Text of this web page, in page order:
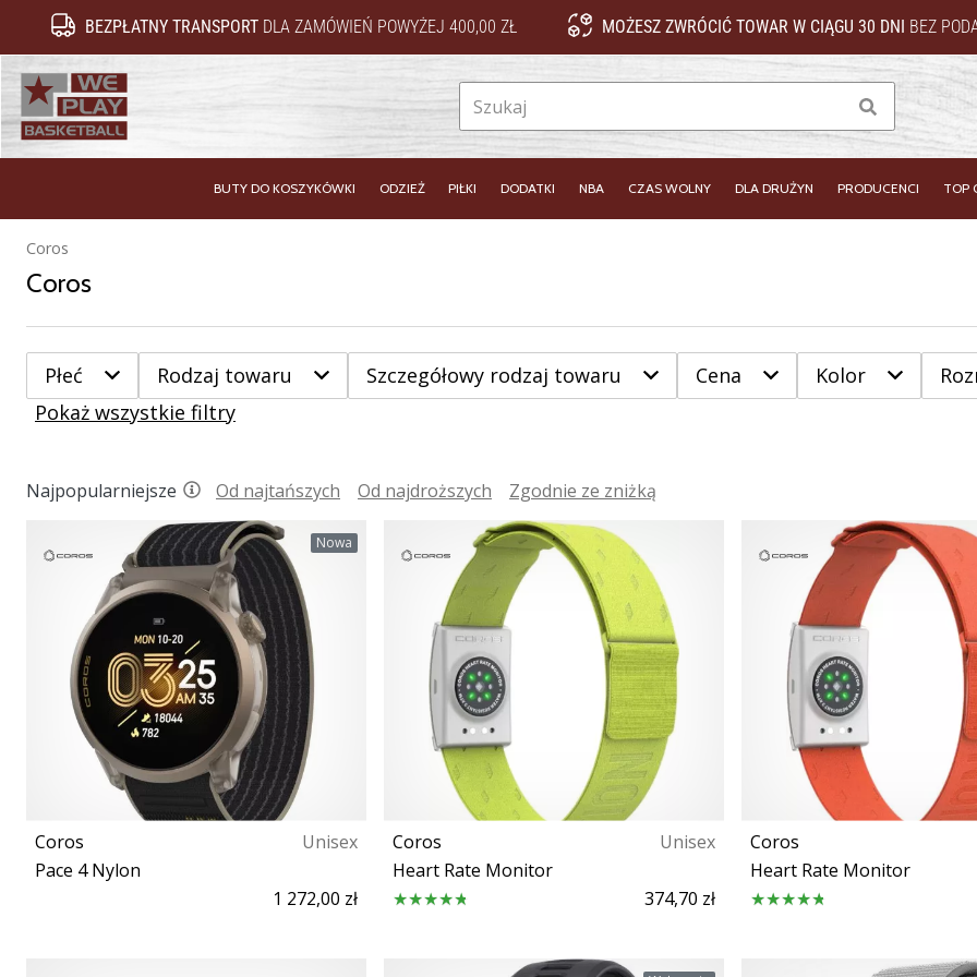
BEZPŁATNY TRANSPORT DLA ZAMÓWIEŃ POWYŻEJ 400,00 ZŁ MOŻESZ ZWRÓCIĆ TOWAR W CIĄGU 30 DNI BEZ
Szukaj
BUTY DO KOSZYKÓWKI ODZIEŻ PIŁKI DODATKI NBA CZAS WOLNY DLA DRUŻYN PRODUCENCI TOP
Coros
Coros
Płeć Rodzaj towaru Szczegółowy rodzaj towaru Cena Kolor
Pokaż wszystkie filtry
Najpopularniejsze Od najtańszych Od najdroższych Zgodnie ze zniżką
Nowa
Coros
Unisex
Pace 4 Nylon
1 272,00 zł
Coros
Unisex
Heart Rate Monitor
374,70 zł
Coros
Heart Rate Monitor